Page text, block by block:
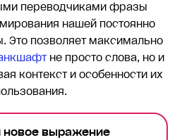
переводчиками фразы
нашей постоянно
Это позволяет максимально
не просто слова, но и
контекст и особенности их
новое выражение